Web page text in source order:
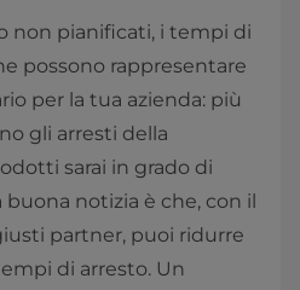
non pianificati, i tempi di
possono rappresentare
per la tua azienda: più
gli arresti della
sarai in grado di
notizia è che, con il
partner, puoi ridurre
di arresto. Un